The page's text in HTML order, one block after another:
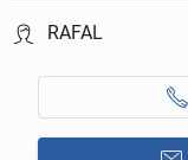
RAFAL